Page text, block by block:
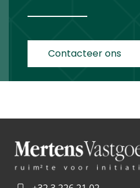
Contacteer ons